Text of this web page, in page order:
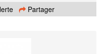
Partager